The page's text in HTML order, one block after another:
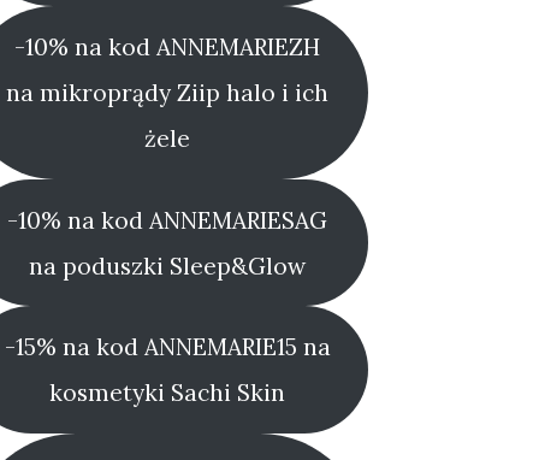
-10% na kod ANNEMARIEZH
na mikroprądy Ziip halo i ich
żele
-10% na kod ANNEMARIESAG
na poduszki Sleep&Glow
-15% na kod ANNEMARIE15 na
kosmetyki Sachi Skin